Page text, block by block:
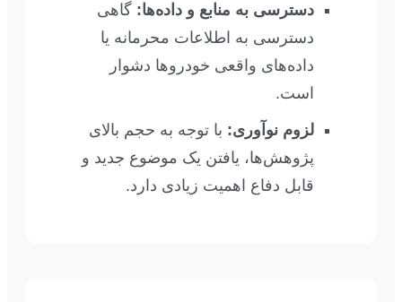
دسترسی به منابع و داده‌ها: گاهی
دسترسی به اطلاعات محرمانه یا
داده‌های واقعی خودروها دشوار
است.
لزوم نوآوری: با توجه به حجم بالای
پژوهش‌ها، یافتن یک موضوع جدید و
قابل دفاع اهمیت زیادی دارد.